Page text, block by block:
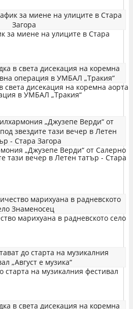
за миене на улиците в Стара
света дисекация на коремна аорта
в УМБАЛ „Тракия“
„Джузепе Верди“ от Салерно
тази вечер в Летен татър - Стара
марихуана в радневското село
старта на музикалния фестивал